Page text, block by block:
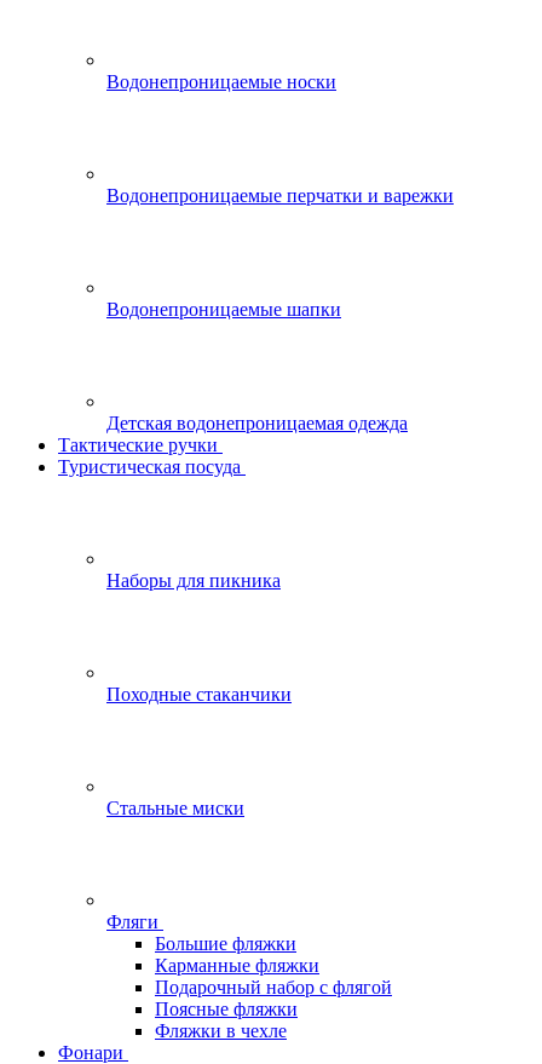
Водонепроницаемые носки
Водонепроницаемые перчатки и варежки
Водонепроницаемые шапки
Детская водонепроницаемая одежда
Тактические ручки
Туристическая посуда
Наборы для пикника
Походные стаканчики
Стальные миски
Фляги
Большие фляжки
Карманные фляжки
Подарочный набор с флягой
Поясные фляжки
Фляжки в чехле
Фонари